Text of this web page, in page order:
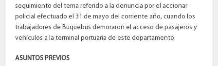
seguimiento del tema referido a la denuncia por el accionar
policial efectuado el 31 de mayo del corriente año, cuando los
trabajadores de Buquebus demoraron el acceso de pasajeros y
vehículos a la terminal portuaria de este departamento.
ASUNTOS PREVIOS